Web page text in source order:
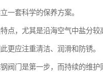
一套科学的保养方案。
点，尤其是沿海空气中盐分较
更应注重清洁、润滑和防锈。
阀门是第一步，而持续的维护